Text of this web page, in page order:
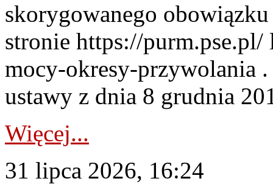
skorygowanego
stronie https://
mocy-okresy-przywolania
ustawy z dnia 8 grudnia
Więcej...
31 lipca 2026, 16:24